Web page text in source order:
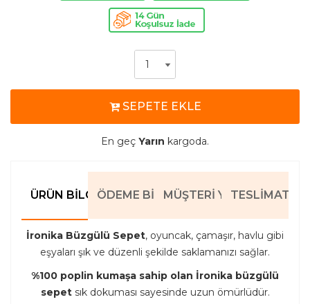
SEPETE EKLE
En geç Yarın kargoda.
ÜRÜN BILGILERIÖDEME BILGILERIMÜŞTERI YORUMLARI
TESLIMAT
İronika Büzgülü Sepet, oyuncak, çamaşır, havlu gibi
eşyaları şık ve düzenli şekilde saklamanızı sağlar.
%100 poplin kumaşa sahip olan İronika büzgülü
sepetsık dokuması sayesinde uzun ömürlüdür.